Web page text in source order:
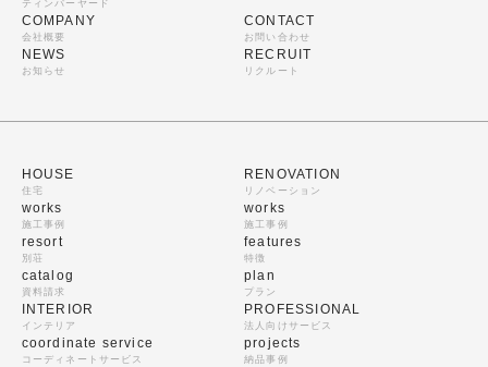
ティンバーヤード
COMPANY
会社概要
NEWS
お知らせ
CONTACT
お問い合わせ
RECRUIT
リクルート
HOUSE
住宅
works
施工事例
resort
別荘
catalog
資料請求
RENOVATION
リノベーション
works
施工事例
features
特徴
plan
プラン
INTERIOR
インテリア
coordinate service
コーディネートサービス
PROFESSIONAL
法人向けサービス
projects
納品事例